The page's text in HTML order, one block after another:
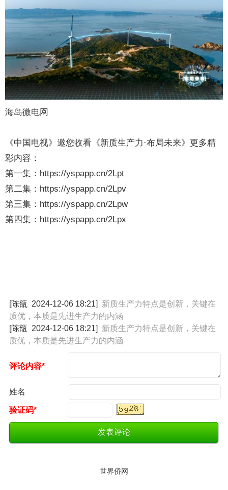
海岛微电网
《中国电视》邀您收看《新质生产力·布局未来》更多精
彩内容：
第一集：https://yspapp.cn/2Lpt
第二集：https://yspapp.cn/2Lpv
第三集：https://yspapp.cn/2Lpw
第四集：https://yspapp.cn/2Lpx
[陈瓿 2024-12-06 18:21] 新质生产力特点是创新，关键在
质优，本质是先进生产力的内涵
[陈瓿 2024-12-06 18:21] 新质生产力特点是创新，关键在
质优，本质是先进生产力的内涵
评论内容*
姓名
验证码*
世界侨网